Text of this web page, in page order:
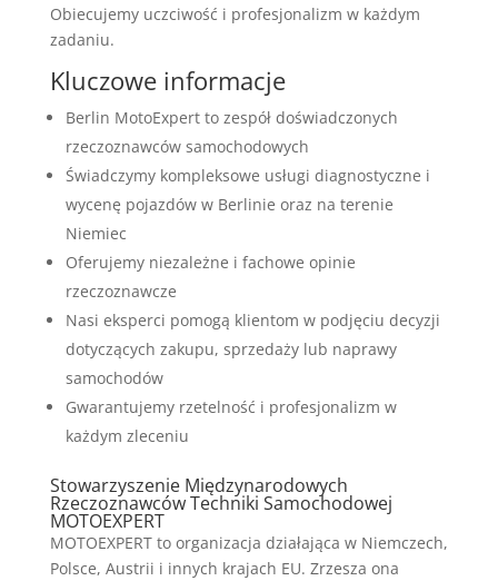
Obiecujemy uczciwość i profesjonalizm w każdym
zadaniu.
Kluczowe informacje
Berlin MotoExpert to zespół doświadczonych
rzeczoznawców samochodowych
Świadczymy kompleksowe usługi diagnostyczne i
wycenę pojazdów w Berlinie oraz na terenie
Niemiec
Oferujemy niezależne i fachowe opinie
rzeczoznawcze
Nasi eksperci pomogą klientom w podjęciu decyzji
dotyczących zakupu, sprzedaży lub naprawy
samochodów
Gwarantujemy rzetelność i profesjonalizm w
każdym zleceniu
Stowarzyszenie Międzynarodowych
Rzeczoznawców Techniki Samochodowej
MOTOEXPERT
MOTOEXPERT to organizacja działająca w Niemczech,
Polsce, Austrii i innych krajach EU. Zrzesza ona